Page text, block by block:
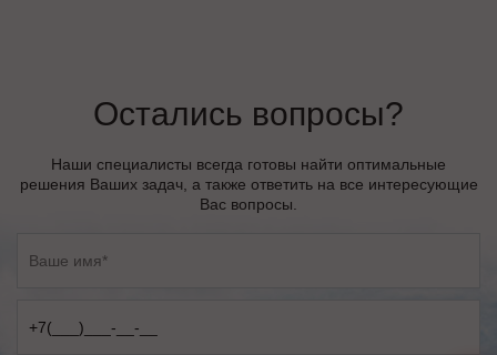
Остались вопросы?
Наши специалисты всегда готовы найти оптимальные
решения Ваших задач, а также ответить на все интересующие
Вас вопросы.